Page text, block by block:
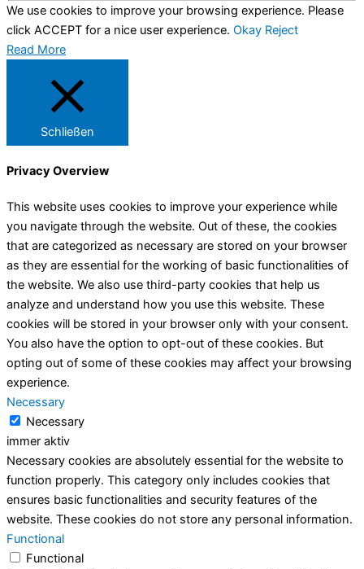
We use cookies to improve your browsing experience. Please
click ACCEPT for a nice user experience. Okay Reject
Read More
Schließen
Privacy Overview
This website uses cookies to improve your experience while
you navigate through the website. Out of these, the cookies
that are categorized as necessary are stored on your browser
as they are essential for the working of basic functionalities of
the website. We also use third-party cookies that help us
analyze and understand how you use this website. These
cookies will be stored in your browser only with your consent.
You also have the option to opt-out of these cookies. But
opting out of some of these cookies may affect your browsing
experience.
Necessary
Necessary
immer aktiv
Necessary cookies are absolutely essential for the website to
function properly. This category only includes cookies that
ensures basic functionalities and security features of the
website. These cookies do not store any personal information.
Functional
Functional